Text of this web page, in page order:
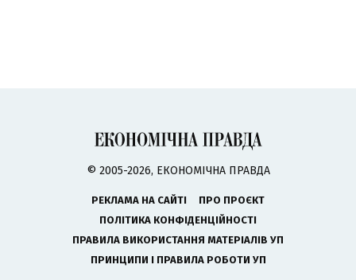
© 2005-2026, ЕКОНОМІЧНА ПРАВДА
РЕКЛАМА НА САЙТІ
ПРО ПРОЄКТ
ПОЛІТИКА КОНФІДЕНЦІЙНОСТІ
ПРАВИЛА ВИКОРИСТАННЯ МАТЕРІАЛІВ УП
ПРИНЦИПИ І ПРАВИЛА РОБОТИ УП